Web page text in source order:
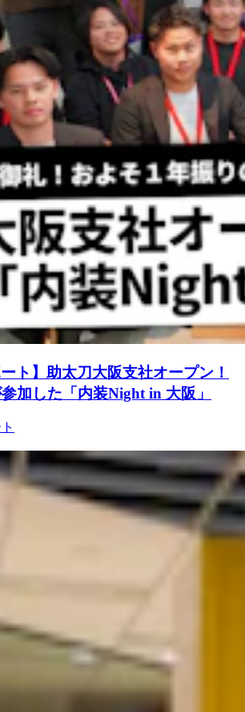
ート】助太刀大阪支社オープン！
加した「内装Night in 大阪」